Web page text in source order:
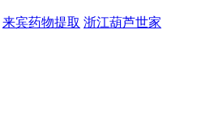
来宾药物提取 浙江葫芦世家